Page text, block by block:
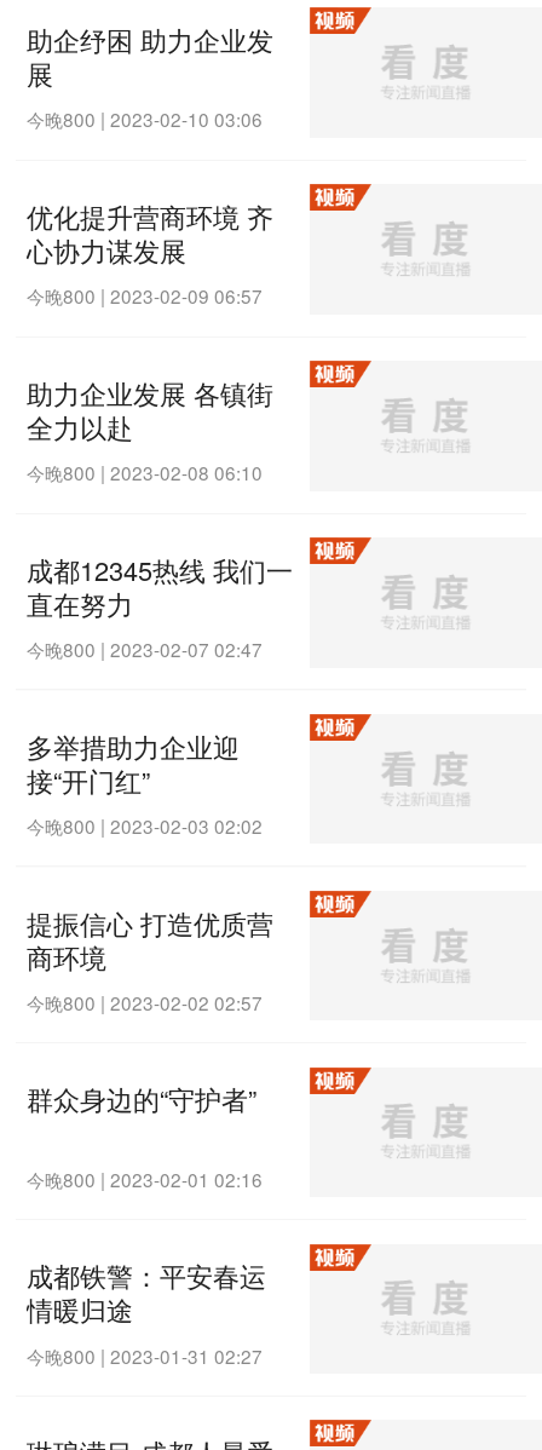
助企纾困 助力企业发
展
今晚800 |2023-02-10 03:06
优化提升营商环境 齐
心协力谋发展
今晚800 |2023-02-09 06:57
助力企业发展 各镇街
全力以赴
今晚800 |2023-02-08 06:10
成都12345热线 我们一
直在努力
今晚800 |2023-02-07 02:47
多举措助力企业迎
接“开门红”
今晚800 |2023-02-03 02:02
提振信心 打造优质营
商环境
今晚800 |2023-02-02 02:57
群众身边的“守护者”
今晚800 |2023-02-01 02:16
成都铁警：平安春运
情暖归途
今晚800 |2023-01-31 02:27